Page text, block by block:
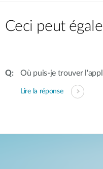
Ceci peut
Où puis-je trouver
Lire la réponse